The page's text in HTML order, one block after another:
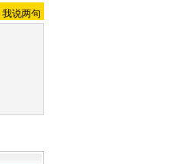
我说两句